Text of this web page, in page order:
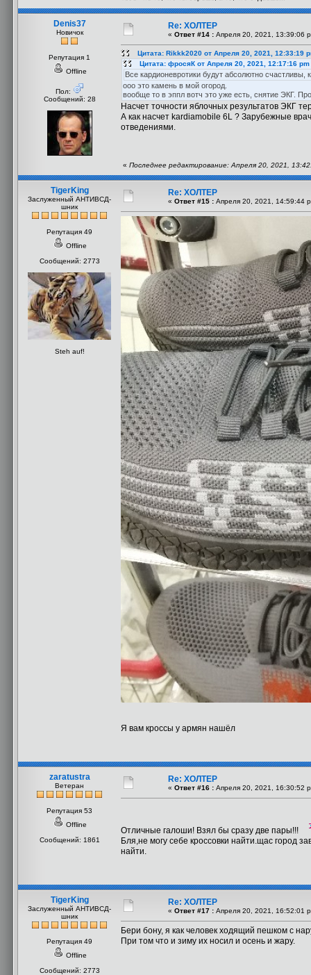
Denis37
Новичок
Репутация 1
Offline
Пол:
Сообщений: 28
Re: ХОЛТЕР
« Ответ #14 : Апреля 20, 2021, 13:39:06
Цитата: Rikkk2020 от Апреля 20, 2021, 12:33:19
Цитата: фросяК от Апреля 20, 2021, 12:17:16 pm
Все кардионевротики будут абсолютно
ооо это камень в мой огород.
вообще то в эппл вотч это уже есть, снятие ЭКГ.
Насчет точности яблочных результатов ЭКГ
А как насчет kardiamobile 6L ? Зарубежные
отведениями.
« Последнее редактирование: Апреля 20, 2021,
TigerKing
Заслуженный АНТИВСД-
шник
Репутация 49
Offline
Сообщений: 2773
Steh auf!
Re: ХОЛТЕР
« Ответ #15 : Апреля 20, 2021, 14:59:44
Я вам кроссы у армян нашёл
zaratustra
Ветеран
Репутация 53
Offline
Сообщений: 1861
Re: ХОЛТЕР
« Ответ #16 : Апреля 20, 2021, 16:30:52
Отличные галоши! Взял бы сразу две пары!!!
Бля,не могу себе кроссовки найти.щас город
найти.
TigerKing
Заслуженный АНТИВСД-
шник
Репутация 49
Offline
Сообщений: 2773
Re: ХОЛТЕР
« Ответ #17 : Апреля 20, 2021, 16:52:01
Бери бону, я как человек ходящий пешком с
При том что и зиму их носил и осень и жару.